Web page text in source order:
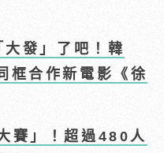
發」了吧！韓
框合作新電影《徐
賽」！超過480人